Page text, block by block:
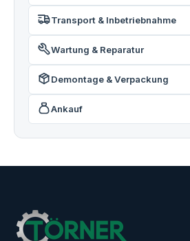
Transport & Inbetriebnahme
Wartung & Reparatur
Demontage & Verpackung
Ankauf